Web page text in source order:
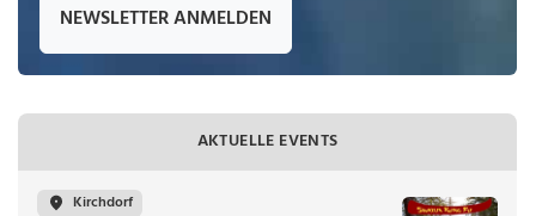
NEWSLETTER ANMELDEN
AKTUELLE EVENTS
Kirchdorf